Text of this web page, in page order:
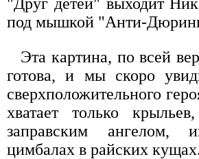
под мышкой "Анти-
Эта картина, по всей
готова, и мы скоро
сверхположительного
хватает только
заправским ангелом,
цимбалах в райских